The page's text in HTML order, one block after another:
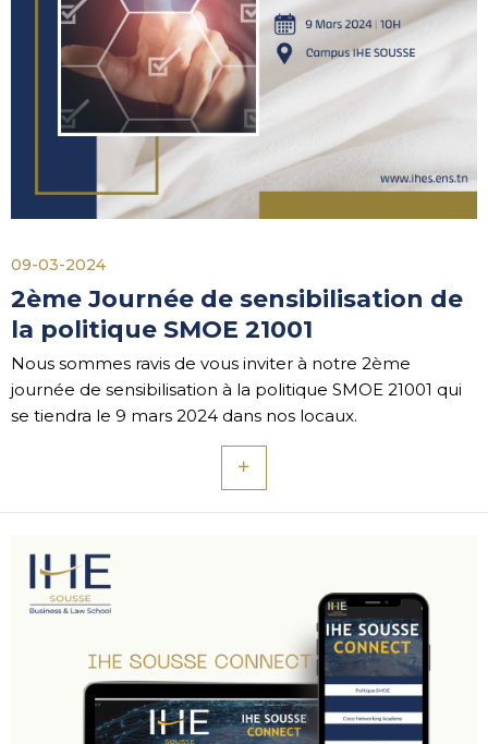
09-03-2024
2ème Journée de sensibilisation de
la politique SMOE 21001
Nous sommes ravis de vous inviter à notre 2ème
journée de sensibilisation à la politique SMOE 21001 qui
se tiendra le 9 mars 2024 dans nos locaux.